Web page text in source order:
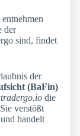
der
sind, findet
der
(BaFin)
die
verstößt
handelt